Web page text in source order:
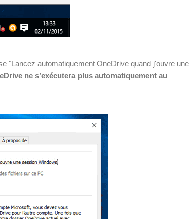
"Lancez automatiquement OneDrive quand j'ouvre une
ne s’exécutera plus automatiquement au